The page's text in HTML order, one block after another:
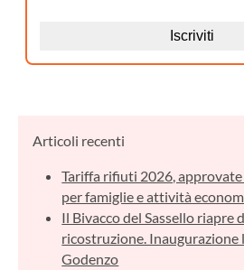
Articoli recenti
Tariffa rifiuti 2026,
per famiglie e attività
Il Bivacco del Sassello riapre
ricostruzione. Inaugurazione
Godenzo